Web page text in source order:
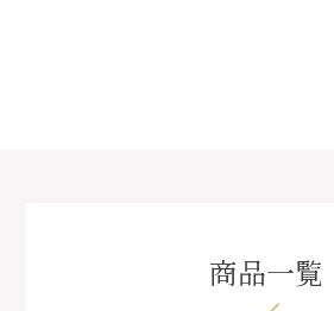
商品一覧